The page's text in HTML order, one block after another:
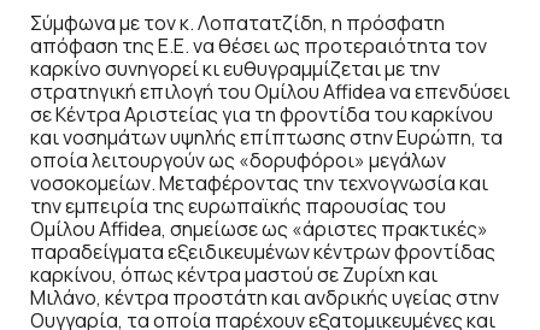
Σύμφωνα με τον κ. Λοπατατζίδη, η πρόσφατη
απόφαση της Ε.Ε. να θέσει ως προτεραιότητα τον
καρκίνο συνηγορεί κι ευθυγραμμίζεται με την
στρατηγική επιλογή του Ομίλου Affidea να επενδύσει
σε Κέντρα Αριστείας για τη φροντίδα του καρκίνου
και νοσημάτων υψηλής επίπτωσης στην Ευρώπη, τα
οποία λειτουργούν ως «δορυφόροι» μεγάλων
νοσοκομείων. Μεταφέροντας την τεχνογνωσία και
την εμπειρία της ευρωπαϊκής παρουσίας του
Ομίλου Affidea, σημείωσε ως «άριστες πρακτικές»
παραδείγματα εξειδικευμένων κέντρων φροντίδας
καρκίνου, όπως κέντρα μαστού σε Ζυρίχη και
Μιλάνο, κέντρα προστάτη και ανδρικής υγείας στην
Ουγγαρία, τα οποία παρέχουν εξατομικευμένες και